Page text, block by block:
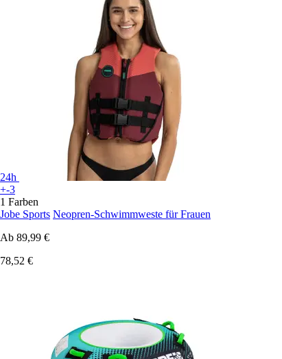
24h
+-3
1 Farben
Jobe Sports Neopren-Schwimmweste für Frauen
Ab 89,99 €
78,52 €